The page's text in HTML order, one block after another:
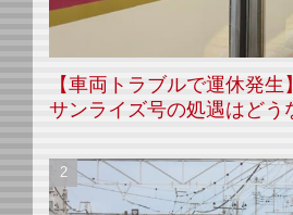
【車両トラブルで運休発生
サンライズ号の処遇はどう